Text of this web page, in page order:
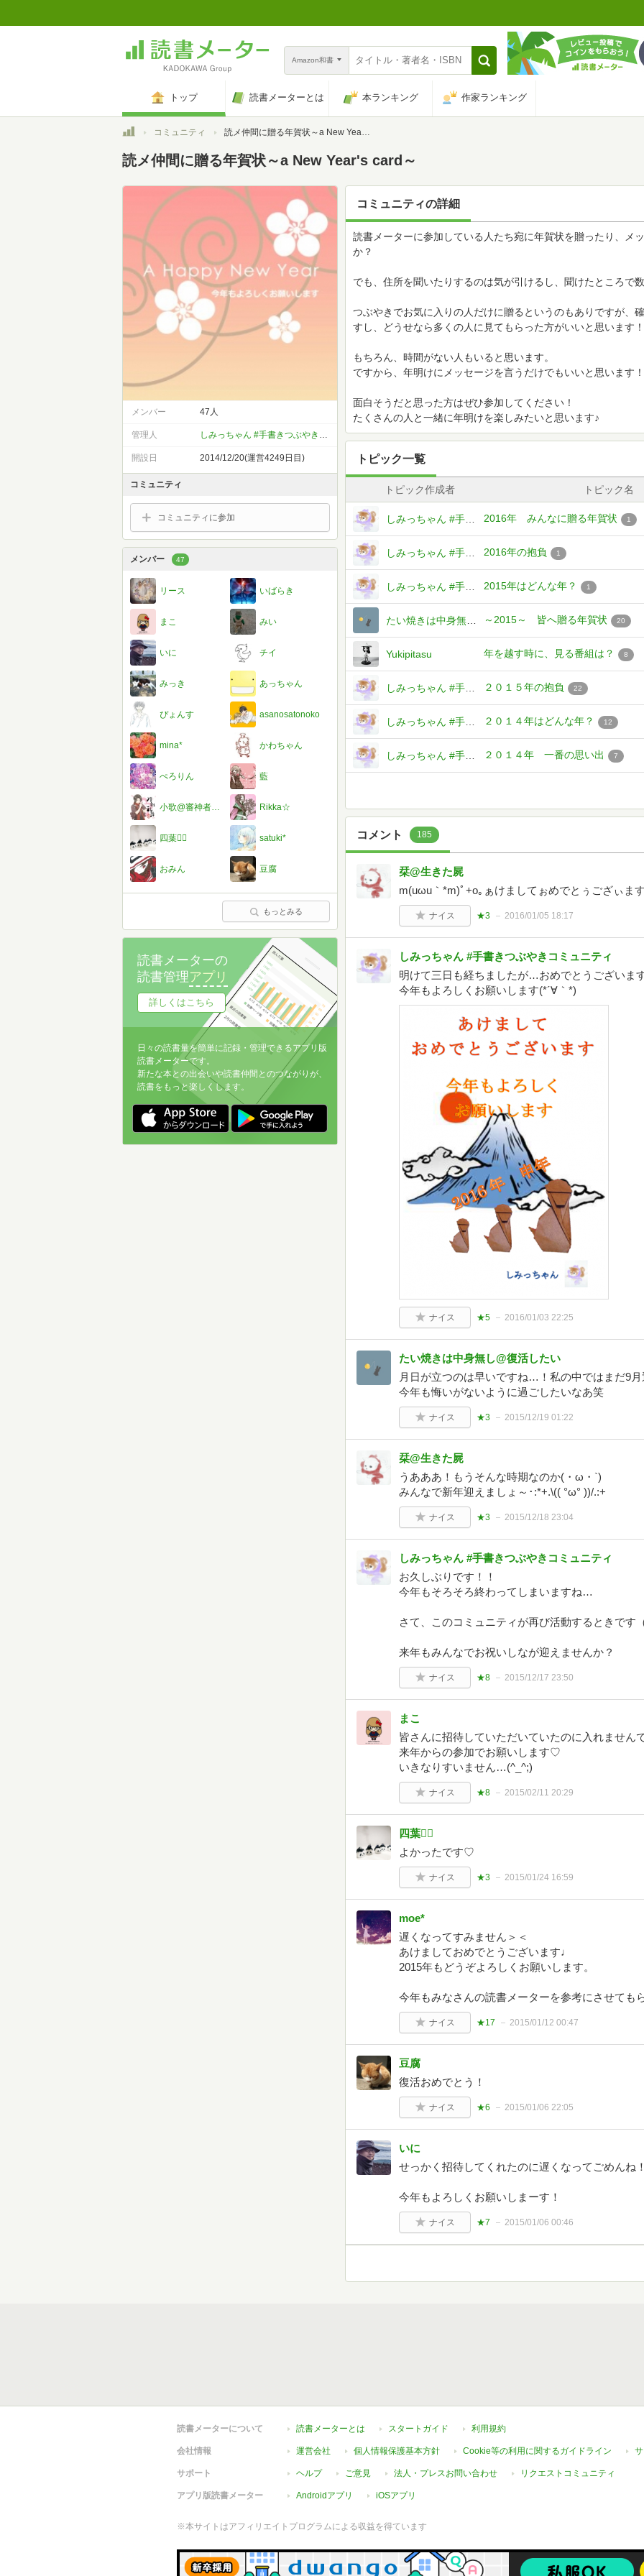
Amazon和書
トップ 読書メーターとは 本ランキング 作家ランキング
トップコミュニティ 読メ仲間に贈る年賀状～a New Year's card～
読メ仲間に贈る年賀状～a New Year's card～
コミュニティの詳細
読書メーターに参加している人たち宛に年賀状を贈ったり、メ
か？
でも、住所を聞いたりするのは気が引けるし、聞けたところで
つぶやきでお気に入りの人だけに贈るというのもありですが、
すし、どうせなら多くの人に見てもらった方がいいと思います！
もちろん、時間がない人もいると思います。
ですから、年明けにメッセージを言うだけでもいいと思います！
面白そうだと思った方はぜひ参加してください！
たくさんの人と一緒に年明けを楽しみたいと思います♪
トピック一覧
トピック作成者 トピック名
2016年 みんなに贈る年賀状 1
2016年の抱負 1
2015年はどんな年？ 1
～2015～ 皆へ贈る年賀状 20
Yukipitasu 年を越す時に、見る番組は？ 8
２０１５年の抱負 22
２０１４年はどんな年？ 12
２０１４年 一番の思い出 7
コメント 185
栞@生きた屍
m(uωu｀*m)ﾟ+o｡ぁけましてぉめでとぅござぃま
ナイス ★3 2016/01/05 18:17
しみっちゃん #手書きつぶやきコミュニティ
明けて三日も経ちましたが…おめでとうございま
今年もよろしくお願いします(*´∀｀*)
ナイス ★5 2016/01/03 22:25
たい焼きは中身無し@復活したい
月日が立つのは早いですね…！私の中ではまだ9
今年も悔いがないように過ごしたいなあ笑
ナイス ★3 2015/12/19 01:22
栞@生きた屍
うあああ！もうそんな時期なのか(・ω・`)
みんなで新年迎えましょ～･:*+.\(( °ω° ))/.:+
ナイス ★3 2015/12/18 23:04
しみっちゃん #手書きつぶやきコミュニティ
お久しぶりです！！
今年もそろそろ終わってしまいますね…
さて、このコミュニティが再び活動するときです
来年もみんなでお祝いしなが迎えませんか？
ナイス ★8 2015/12/17 23:50
まこ
皆さんに招待していただいていたのに入れません
来年からの参加でお願いします♡
いきなりすいません…(^_^;)
ナイス ★8 2015/02/11 20:29
四葉♡⃛
よかったです♡
ナイス ★3 2015/01/24 16:59
moe*
遅くなってすみません＞＜
あけましておめでとうございます♩
2015年もどうぞよろしくお願いします。
今年もみなさんの読書メーターを参考にさせても
ナイス ★17 2015/01/12 00:47
豆腐
復活おめでとう！
ナイス ★6 2015/01/06 22:05
いに
せっかく招待してくれたのに遅くなってごめんね
今年もよろしくお願いしまーす！
ナイス ★7 2015/01/06 00:46
メンバー 47人
管理人 しみっちゃん #手書きつぶやきコミュニティ
開設日 2014/12/20(運営4249日目)
コミュニティ
コミュニティに参加
メンバー 47
リース いばらき
まこ みい
いに チイ
みっき あっちゃん
ぴょんす asanosatonoko
mina* かわちゃん
ぺろりん 藍
小歌@審神者だよ( ´ ▽ ` )ﾉ Rikka☆
四葉♡⃛ satuki*
おみん 豆腐
もっとみる
読書メーターの
読書管理アプリ
詳しくはこちら
日々の読書量を簡単に記録・管理できるアプリ版
読書メーターです。
新たな本との出会いや読書仲間とのつながりが、
読書をもっと楽しくします。
読書メーターについて 読書メーターとは スタートガイド 利用規約
会社情報 運営会社 個人情報保護基本方針 Cookie等の利用に関するガイドライン
サポート ヘルプ ご意見 法人・プレスお問い合わせ リクエストコミュニティ
アプリ版読書メーター Androidアプリ iOSアプリ
※本サイトはアフィリエイトプログラムによる収益を得ています